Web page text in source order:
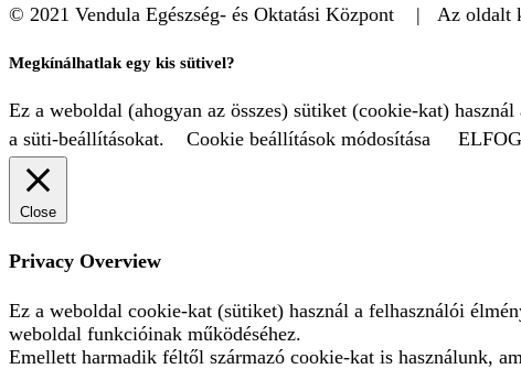
© 2021 Vendula Egészség- és Oktatási Központ | Az oldalt
Megkínálhatlak egy kis sütivel?
Ez a weboldal (ahogyan az összes) sütiket (cookie-kat)
a süti-beállításokat.
Cookie beállítások módosítása
Close
Privacy Overview
Ez a weboldal cookie-kat (sütiket) használ a felhasználói
weboldal funkcióinak működéséhez.
Emellett harmadik féltől származó cookie-kat is használunk,